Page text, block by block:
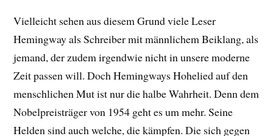
Vielleicht sehen aus diesem Grund viele Leser
Hemingway als Schreiber mit männlichem Beiklang, als
jemand, der zudem irgendwie nicht in unsere moderne
Zeit passen will. Doch Hemingways Hohelied auf den
menschlichen Mut ist nur die halbe Wahrheit. Denn dem
Nobelpreisträger von 1954 geht es um mehr. Seine
Helden sind auch welche, die kämpfen. Die sich gegen